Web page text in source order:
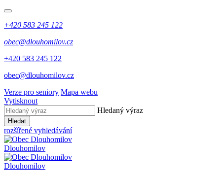
+420 583 245 122
obec@dlouhomilov.cz
+420 583 245 122
obec@dlouhomilov.cz
Verze pro seniory Mapa webu
Vytisknout
Hledaný výraz
Hledat
rozšířené vyhledávání
Dlouhomilov
Dlouhomilov